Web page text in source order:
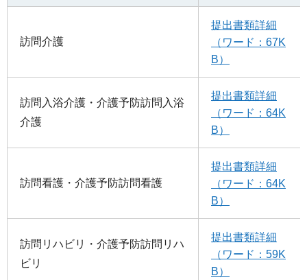
訪問介護
提出書類詳細
（ワード：67K
B）
訪問入浴介護・介護予防訪問入浴
介護
提出書類詳細
（ワード：64K
B）
訪問看護・介護予防訪問看護
提出書類詳細
（ワード：64K
B）
訪問リハビリ・介護予防訪問リハ
ビリ
提出書類詳細
（ワード：59K
B）